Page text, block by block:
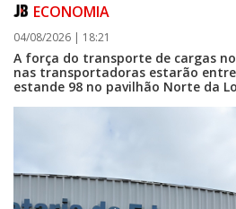
ECONOMIA
04/08/2026 | 18:21
A força do transporte de cargas
nas transportadoras estarão
estande 98 no pavilhão Norte da